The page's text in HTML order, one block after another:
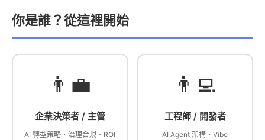
你是誰？從這裡開始
👨‍💼
企業決策者 / 主管
AI 轉型策略、治理合規、ROI
👨‍💻
工程師 / 開發者
AI Agent 架構、Vibe